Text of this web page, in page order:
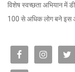
विशेष स्वच्छता अभियान में
100 से अधिक लोग बने इस